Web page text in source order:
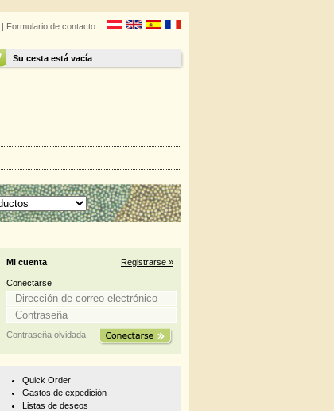
| Formulario de contacto
Su cesta está vacía
Mi cuenta Registrarse »
Conectarse
Contraseña olvidada
Quick Order
Gastos de expedición
Listas de deseos